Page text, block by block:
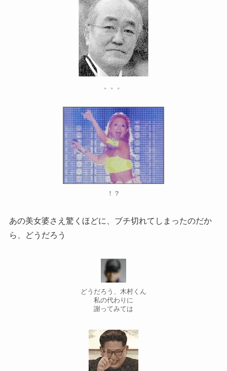
。。。
！？
あの美女婆さえ驚くほどに、ブチ切れてしまったのだか
ら、どうだろう
どうだろう、木村くん
私の代わりに
謝ってみては